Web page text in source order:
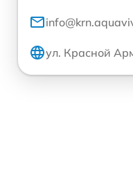
ул. Красной